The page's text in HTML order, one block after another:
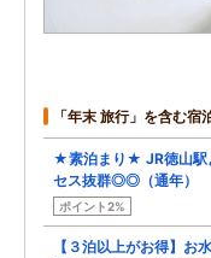
「年末 旅行」を含む宿
★素泊まり★ JR徳山駅
セス抜群◎◎（通年）
ポイント2%
【３泊以上がお得】お